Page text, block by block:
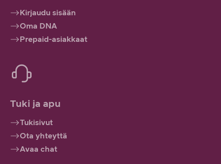
Kirjaudu sisään
Oma DNA
Prepaid-asiakkaat
Tuki ja apu
Tukisivut
Ota yhteyttä
Avaa chat